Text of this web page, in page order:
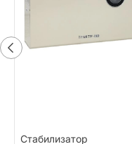
Стабилизатор